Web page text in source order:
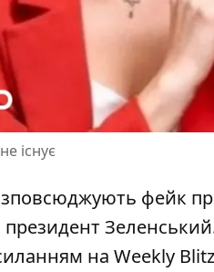
існує
фейк
президент Зеленський
на Weekly